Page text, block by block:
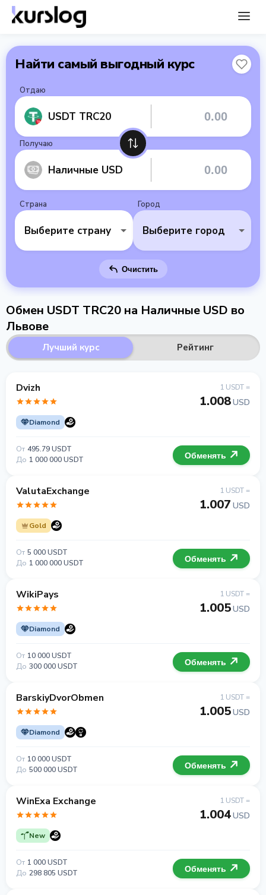
Найти самый выгодный курс
Отдаю
USDT TRC20
Получаю
Наличные USD
Страна
Выберите страну
Город
Выберите город
Очистить
Обмен USDT TRC20 на Наличные USD во
Львове
Лучший курс Рейтинг
Dvizh
Diamond
1 USDT =
1.008USD
От 495.79 USDT
До 1 000 000 USDT Обменять
ValutaExchange
Gold
1 USDT =
1.007 USD
От 5 000 USDT
До 1 000 000 USDT Обменять
WikiPays
Diamond
1 USDT =
1.005USD
От 10 000 USDT
До 300 000 USDT Обменять
BarskiyDvorObmen
Diamond
1 USDT =
1.005USD
От 10 000 USDT
До 500 000 USDT Обменять
WinExa Exchange
New
1 USDT =
1.004USD
От 1 000 USDT
До 298 805 USDT Обменять